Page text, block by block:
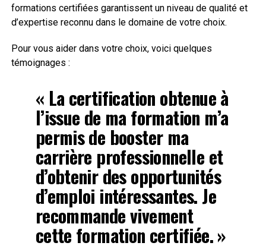
formations certifiées garantissent un niveau de qualité et
d’expertise reconnu dans le domaine de votre choix.
Pour vous aider dans votre choix, voici quelques
témoignages :
« La certification obtenue à
l’issue de ma formation m’a
permis de booster ma
carrière professionnelle et
d’obtenir des opportunités
d’emploi intéressantes. Je
recommande vivement
cette formation certifiée. »